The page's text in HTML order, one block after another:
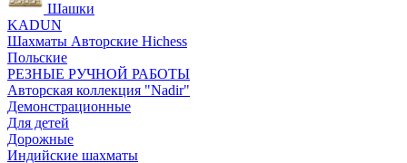
Шашки
KADUN
Шахматы Авторские Hichess
Польские
РЕЗНЫЕ РУЧНОЙ РАБОТЫ
Авторская коллекция "Nadir"
Демонстрационные
Для детей
Дорожные
Индийские шахматы